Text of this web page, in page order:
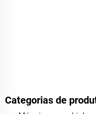
Categorias de